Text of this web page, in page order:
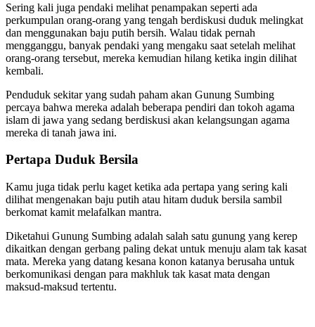
Sering kali juga pendaki melihat penampakan seperti ada
perkumpulan orang-orang yang tengah berdiskusi duduk melingkat
dan menggunakan baju putih bersih. Walau tidak pernah
mengganggu, banyak pendaki yang mengaku saat setelah melihat
orang-orang tersebut, mereka kemudian hilang ketika ingin dilihat
kembali.
Penduduk sekitar yang sudah paham akan Gunung Sumbing
percaya bahwa mereka adalah beberapa pendiri dan tokoh agama
islam di jawa yang sedang berdiskusi akan kelangsungan agama
mereka di tanah jawa ini.
Pertapa Duduk Bersila
Kamu juga tidak perlu kaget ketika ada pertapa yang sering kali
dilihat mengenakan baju putih atau hitam duduk bersila sambil
berkomat kamit melafalkan mantra.
Diketahui Gunung Sumbing adalah salah satu gunung yang kerep
dikaitkan dengan gerbang paling dekat untuk menuju alam tak kasat
mata. Mereka yang datang kesana konon katanya berusaha untuk
berkomunikasi dengan para makhluk tak kasat mata dengan
maksud-maksud tertentu.